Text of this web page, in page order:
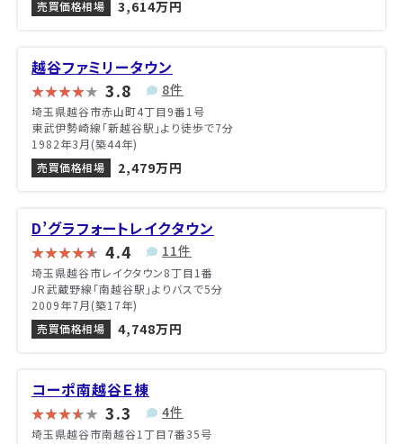
売買価格相場
3,614万円
越谷ファミリータウン
3.8 8件
埼玉県越谷市赤山町4丁目9番1号
東武伊勢崎線「新越谷駅」より徒歩で7分
1982年3月(築44年)
売買価格相場
2,479万円
D’グラフォートレイクタウン
4.4 11件
埼玉県越谷市レイクタウン8丁目1番
JR武蔵野線「南越谷駅」よりバスで5分
2009年7月(築17年)
売買価格相場
4,748万円
コーポ南越谷Ｅ棟
3.3 4件
埼玉県越谷市南越谷1丁目7番35号